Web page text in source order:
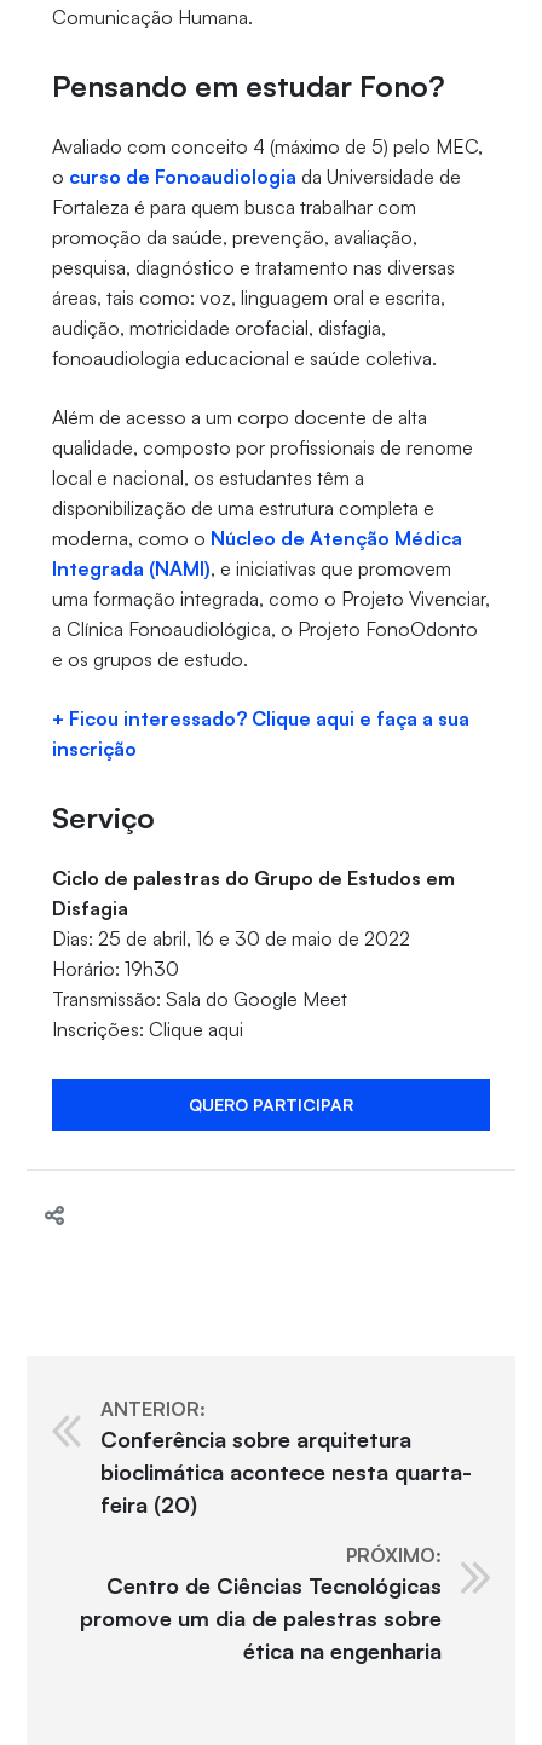
Comunicação Humana.
Pensando em estudar Fono?
Avaliado com conceito 4 (máximo de 5) pelo MEC,
o curso de Fonoaudiologia da Universidade de
Fortaleza é para quem busca trabalhar com
promoção da saúde, prevenção, avaliação,
pesquisa, diagnóstico e tratamento nas diversas
áreas, tais como: voz, linguagem oral e escrita,
audição, motricidade orofacial, disfagia,
fonoaudiologia educacional e saúde coletiva.
Além de acesso a um corpo docente de alta
qualidade, composto por profissionais de renome
local e nacional, os estudantes têm a
disponibilização de uma estrutura completa e
moderna, como o Núcleo de Atenção Médica
Integrada (NAMI), e iniciativas que promovem
uma formação integrada, como o Projeto Vivenciar,
a Clínica Fonoaudiológica, o Projeto FonoOdonto
e os grupos de estudo.
+ Ficou interessado? Clique aqui e faça a sua
inscrição
Serviço
Ciclo de palestras do Grupo de Estudos em
Disfagia
Dias: 25 de abril, 16 e 30 de maio de 2022
Horário: 19h30
Transmissão: Sala do Google Meet
Inscrições: Clique aqui
QUERO PARTICIPAR
ANTERIOR:
Conferência sobre arquitetura
bioclimática acontece nesta quarta-
feira (20)
PRÓXIMO:
Centro de Ciências Tecnológicas
promove um dia de palestras sobre
ética na engenharia